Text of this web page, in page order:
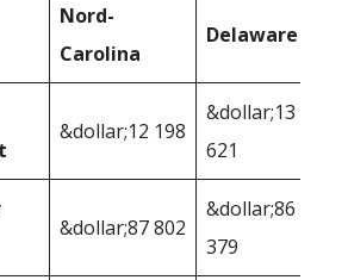
Nord-
Carolina
Delaware
&dollar;12 198
&dollar;13
621
&dollar;87 802
&dollar;86
379